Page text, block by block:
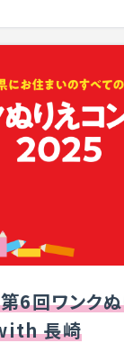
第6回ワンク
長崎